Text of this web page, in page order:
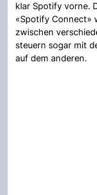
klar Spotify vorne.
«Spotify Connect»
zwischen
steuern sogar mit
auf dem anderen.